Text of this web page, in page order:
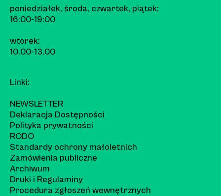
poniedziałek, środa, czwartek, piątek:
16:00-19:00
wtorek:
10.00-13.00
Linki:
NEWSLETTER
Deklaracja Dostępności
Polityka prywatności
RODO
Standardy ochrony małoletnich
Zamówienia publiczne
Archiwum
Druki i Regulaminy
Procedura zgłoszeń wewnętrznych